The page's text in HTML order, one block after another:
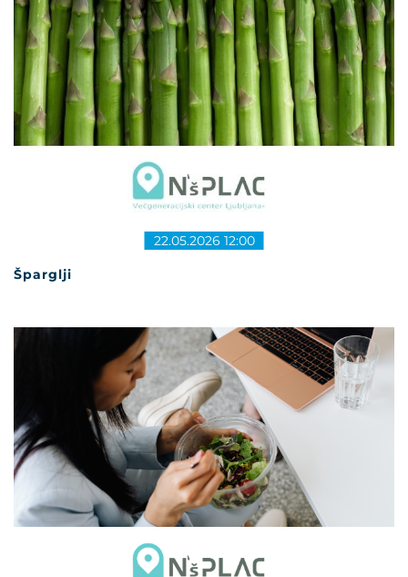
Šparglji
22.05.2026 12:00